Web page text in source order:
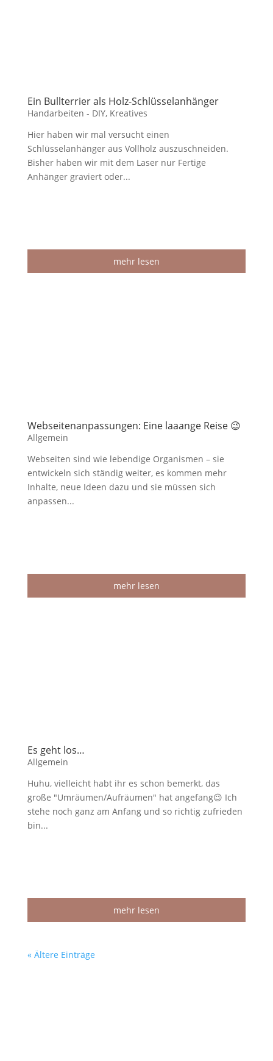
Ein Bullterrier als Holz-Schlüsselanhänger
Handarbeiten - DIY, Kreatives
Hier haben wir mal versucht einen
Schlüsselanhänger aus Vollholz auszuschneiden.
Bisher haben wir mit dem Laser nur Fertige
Anhänger graviert oder...
mehr lesen
Webseitenanpassungen: Eine laaange Reise 😉
Allgemein
Webseiten sind wie lebendige Organismen – sie
entwickeln sich ständig weiter, es kommen mehr
Inhalte, neue Ideen dazu und sie müssen sich
anpassen...
mehr lesen
Es geht los…
Allgemein
Huhu, vielleicht habt ihr es schon bemerkt, das
große "Umräumen/Aufräumen" hat angefang😉 Ich
stehe noch ganz am Anfang und so richtig zufrieden
bin...
mehr lesen
« Ältere Einträge